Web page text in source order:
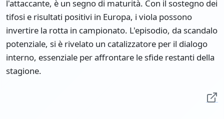
l'attaccante, è un segno di maturità. Con il sostegno dei
tifosi e risultati positivi in Europa, i viola possono
invertire la rotta in campionato. L'episodio, da scandalo
potenziale, si è rivelato un catalizzatore per il dialogo
interno, essenziale per affrontare le sfide restanti della
stagione.